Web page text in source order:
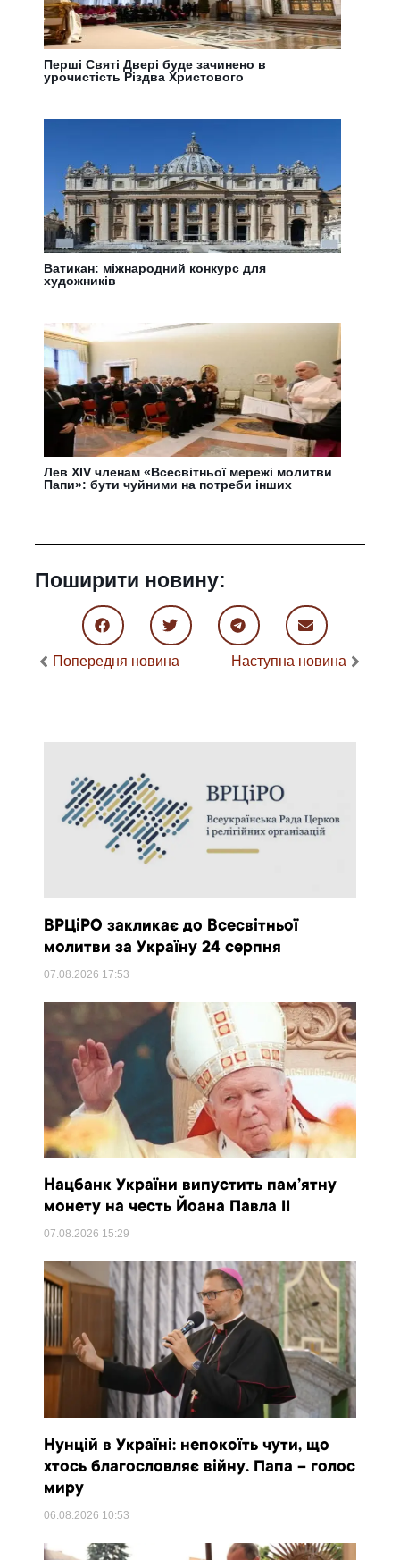
Перші Святі Двері буде зачинено в
урочистість Різдва Христового
Ватикан: міжнародний конкурс для
художників
Лев XIV членам «Всесвітньої мережі молитви
Папи»: бути чуйними на потреби інших
Поширити новину:
Попередня новина Наступна новина
ВРЦіРО закликає до Всесвітньої
молитви за Україну 24 серпня
07.08.2026 17:53
Нацбанк України випустить пам’ятну
монету на честь Йоана Павла II
07.08.2026 15:29
Нунцій в Україні: непокоїть чути, що
хтось благословляє війну. Папа – голос
миру
06.08.2026 10:53